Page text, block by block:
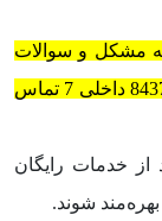
مشکل و سوالات
فنی با واحد پشتیبانی فنی ایرانمهر به شماره 84378 داخلی 7 تماس
از خدمات رایگان
شوند.